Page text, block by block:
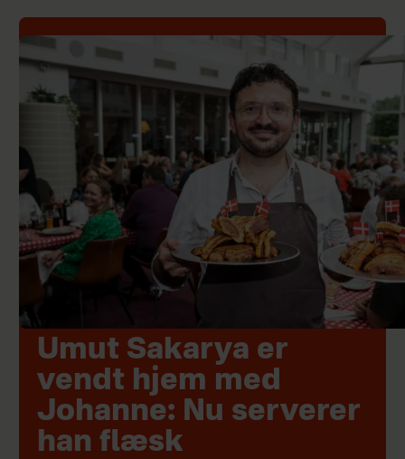
Umut Sakarya er
vendt hjem med
Johanne: Nu serverer
han flæsk